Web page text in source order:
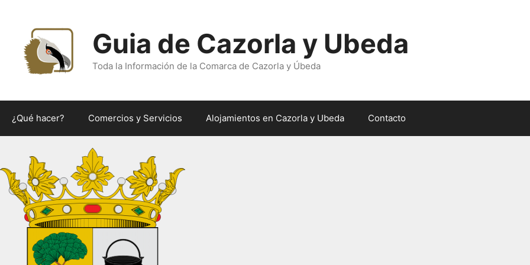
contenido
Guia de Cazorla y Ubeda
Toda la Información de la Comarca de Cazorla y Úbeda
¿Qué hacer? Comercios y Servicios Alojamientos en Cazorla y Ubeda Contacto